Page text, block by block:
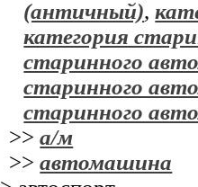
(античный),
категория
старинного
старинного
старинного
>>а/м
>>автомашина